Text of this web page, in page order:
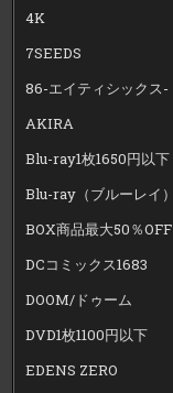
4K
7SEEDS
86-エイティシックス-
AKIRA
Blu-ray1枚1650円以下
Blu-ray（ブルーレイ）
BOX商品最大50％OFF
DCコミックス1683
DOOM/ドゥーム
DVD1枚1100円以下
EDENS ZERO